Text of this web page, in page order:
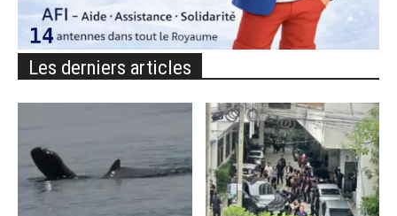
Les derniers articles